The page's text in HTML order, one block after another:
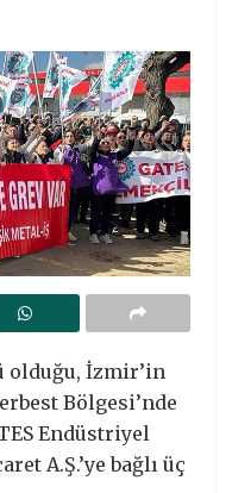
olduğu, İzmir’in
Bölgesi’nde
Endüstriyel
A.Ş.’ye bağlı üç